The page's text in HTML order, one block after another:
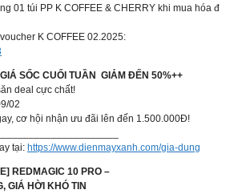
01 túi PP K COFFEE & CHERRY khi mua hóa đ
K COFFEE 02.2025:
SỐC CUỐI TUẦN GIẢM ĐẾN 50%++
deal cực chất!
02
cơ hội nhận ưu đãi lên đến 1.500.000Đ!
tại: https://www.dienmayxanh.com/gia-dung
REDMAGIC 10 PRO –
GIÁ HỜI KHÓ TIN